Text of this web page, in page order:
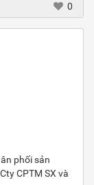
0
phối sản
CPTM SX và